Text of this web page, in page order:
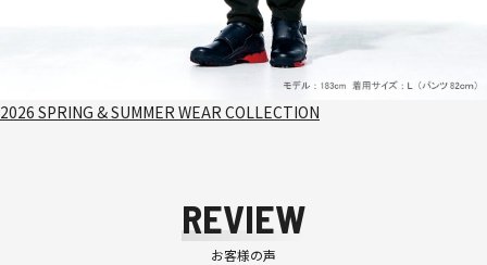
2026 SPRING & SUMMER WEAR COLLECTION
REVIEW
お客様の声